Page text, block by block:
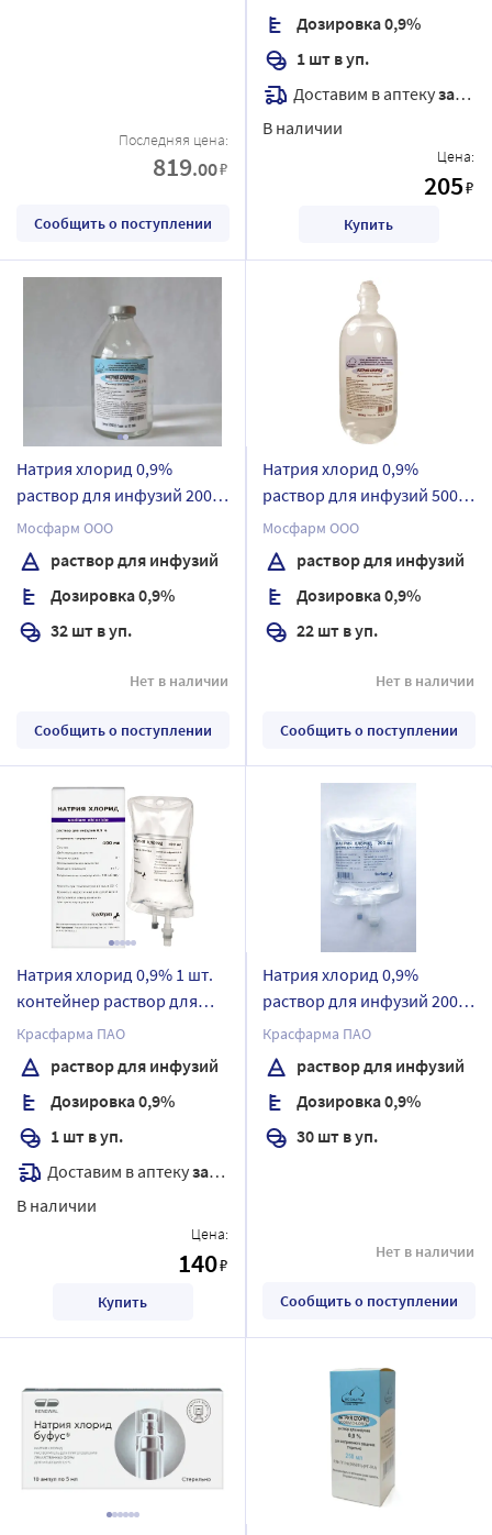
Последняя цена:
819.00₽
Сообщить о поступлении
Дозировка 0,9%
1 шт в уп.
Доставим в аптекузавтра
В наличии
Цена:
205₽
Купить
Натрия хлорид 0,9%
раствор для инфузий 200
мл бутылка стеклянная 32
шт.
Мосфарм ООО
раствор для инфузий
Дозировка 0,9%
32 шт в уп.
Нет в наличии
Сообщить о поступлении
Натрия хлорид 0,9%
раствор для инфузий 500
мл бутылка полимер 22 шт.
Мосфарм ООО
раствор для инфузий
Дозировка 0,9%
22 шт в уп.
Нет в наличии
Сообщить о поступлении
Натрия хлорид 0,9% 1 шт.
контейнер раствор для
инфузий 400 мл
Красфарма ПАО
раствор для инфузий
Дозировка 0,9%
1 шт в уп.
Доставим в аптекузавтра
В наличии
Цена:
140₽
Купить
Натрия хлорид 0,9%
раствор для инфузий 200
мл контейнер 30 шт.
Красфарма ПАО
раствор для инфузий
Дозировка 0,9%
30 шт в уп.
Нет в наличии
Сообщить о поступлении